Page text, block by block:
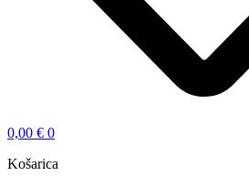
0,00 € 0
Košarica